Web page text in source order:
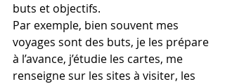
buts et objectifs.
Par exemple, bien souvent mes
voyages sont des buts, je les prépare
à l’avance, j’étudie les cartes, me
renseigne sur les sites à visiter, les